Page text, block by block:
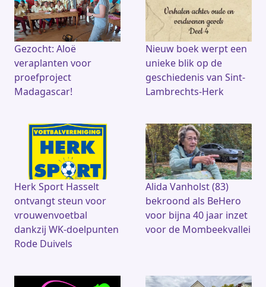
Gezocht: Aloë
veraplanten voor
proefproject
Madagascar!
Nieuw boek werpt een
unieke blik op de
geschiedenis van Sint-
Lambrechts-Herk
Herk Sport Hasselt
ontvangt steun voor
vrouwenvoetbal
dankzij WK-doelpunten
Rode Duivels
Alida Vanholst (83)
bekroond als BeHero
voor bijna 40 jaar inzet
voor de Mombeekvallei